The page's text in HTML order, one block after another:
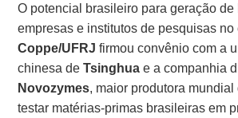
O potencial brasileiro para geração de
empresas e institutos de pesquisas no
Coppe/UFRJfirmou convênio com a
chinesa deTsinghuae a companhia
Novozymes, maior produtora
testar matérias-primas brasileiras em